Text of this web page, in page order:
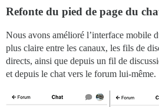
Refonte du pied de page du
Nous avons amélioré l’interface mobile
plus claire entre les canaux, les fils de
directs, ainsi que depuis un fil de
et depuis le chat vers le forum lui-même.